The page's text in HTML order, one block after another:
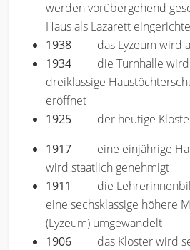
werden vorübergehend
Haus als Lazarett
1938 das Lyzeum wird
1934 die Turnhalle
dreiklassige
eröffnet
1925 der heutige
1917 eine einjährige
wird staatlich genehmigt
1911 die
eine sechsklassige höhere
(Lyzeum) umgewandelt
1906 das Kloster wird